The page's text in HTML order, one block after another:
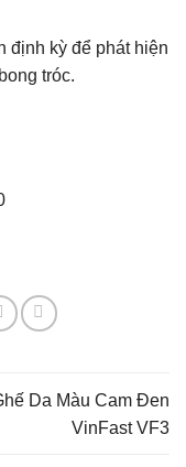
định kỳ để phát hiện
tróc.
Da Màu Cam Đen
VinFast VF3